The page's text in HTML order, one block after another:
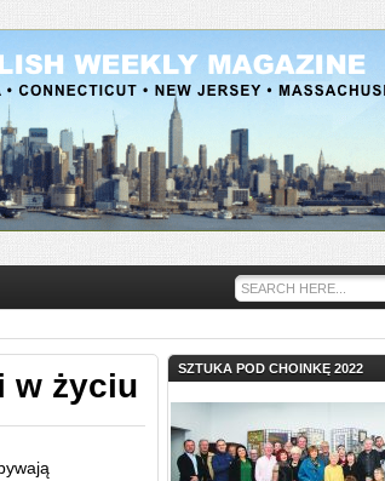
w życiu SZTUKA POD CHOINKĘ 2022